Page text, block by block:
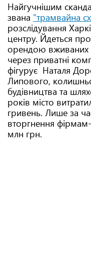
Найгучнішим
звана "трамвайна
розслідування
центру. Йдеться про
орендою вживаних
через приватні
фігурує Наталя
Липового,
будівництва та
років місто
гривень. Лише за
вторгнення
млн грн.